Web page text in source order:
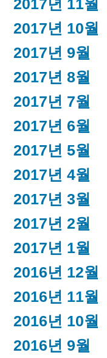
2017년 11월
2017년 10월
2017년 9월
2017년 8월
2017년 7월
2017년 6월
2017년 5월
2017년 4월
2017년 3월
2017년 2월
2017년 1월
2016년 12월
2016년 11월
2016년 10월
2016년 9월